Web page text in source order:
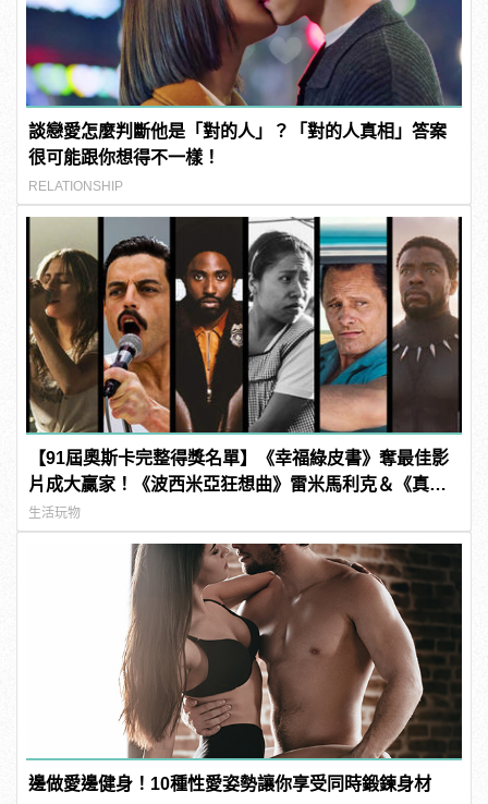
談戀愛怎麼判斷他是「對的人」？「對的人真相」答案
很可能跟你想得不一樣！
RELATIONSHIP
【91屆奧斯卡完整得獎名單】《幸福綠皮書》奪最佳影
片成大贏家！《波西米亞狂想曲》雷米馬利克＆《真
寵》奧莉薇亞柯爾曼封影帝影后！
生活玩物
邊做愛邊健身！10種性愛姿勢讓你享受同時鍛鍊身材